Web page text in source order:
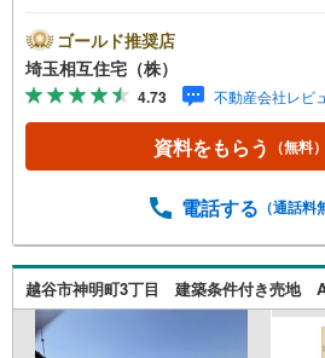
ゴールド推奨店
埼玉相互住宅（株）
4.73 不動産会社レビ
資料をもらう （無料）
電話する （通話料
越谷市神明町3丁目 建築条件付き売地